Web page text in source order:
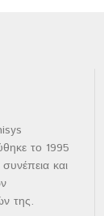
το 1995
και
της.